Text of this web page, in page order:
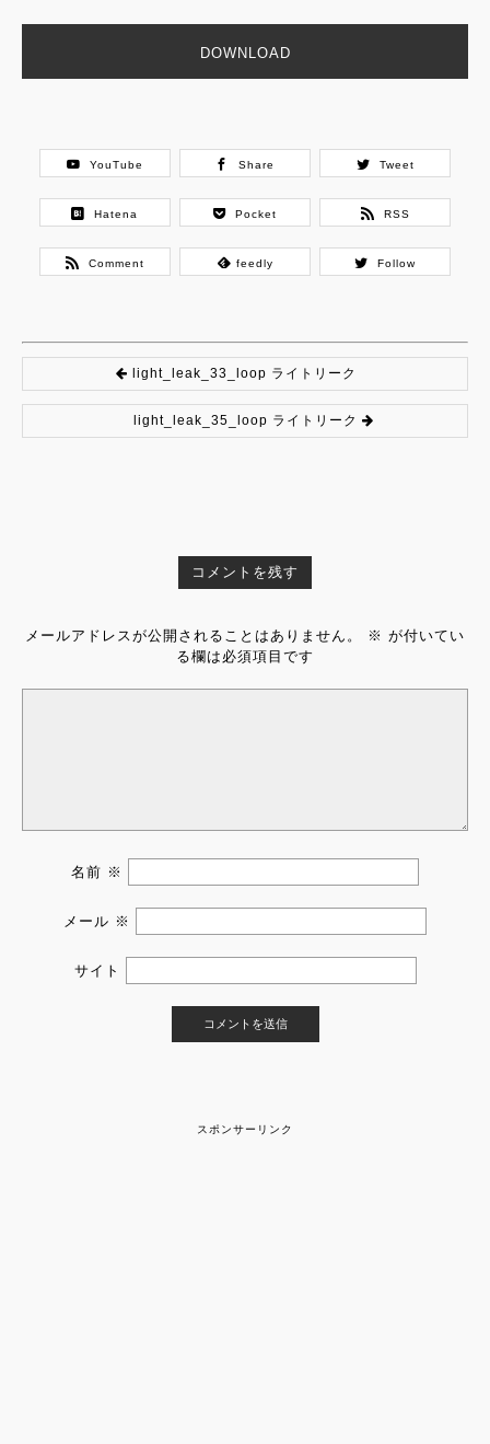
DOWNLOAD
YouTube Share Tweet
Hatena Pocket RSS
Comment feedly Follow
light_leak_33_loop ライトリーク
light_leak_35_loop ライトリーク
コメントを残す
メールアドレスが公開されることはありません。 ※ が付いてい
る欄は必須項目です
名前 ※
メール ※
サイト